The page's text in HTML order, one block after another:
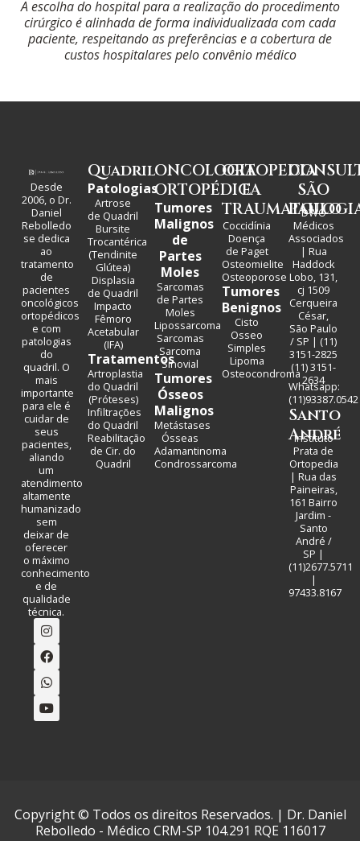
A escolha do hospital para a realização do procedimento
cirúrgico é alinhada de forma individualizada com cada
paciente, respeitando as preferências e a cobertura de
custos hospitalares pelo convênio médico
Desde
2006, o Dr.
Daniel
Rebolledo
se dedica
ao
tratamento
de
pacientes
oncológicos
ortopédicos
e com
patologias
do
quadril. O
mais
importante
para ele é
cuidar de
seus
pacientes,
aliando
um
atendimento
altamente
humanizado
sem
deixar de
oferecer
o máximo
conhecimento
e de
qualidade
técnica.
Quadril
Patologias
Artrose
de Quadril
Bursite
Trocantérica
(Tendinite
Glútea)
Displasia
de Quadril
Impacto
Fêmoro
Acetabular
(IFA)
Tratamentos
Artroplastia
do Quadril
(Próteses)
Infiltrações
do Quadril
Reabilitação
de Cir. do
Quadril
ONCOLOGIA
ORTOPÉDICA
Tumores
Malignos
de
Partes
Moles
Sarcomas
de Partes
Moles
Lipossarcoma
Sarcomas
Sarcoma
Sinovial
Tumores
Ósseos
Malignos
Metástases
Ósseas
Adamantinoma
Condrossarcoma
ORTOPEDIA
E
Coccidínia
Doença
de Paget
Osteomielite
Osteoporose
Tumores
Benignos
Cisto
Osseo
Simples
Lipoma
Osteocondroma
SÃO
PAULO
DWO
Médicos
Associados
| Rua
Haddock
Lobo, 131,
cj 1509
Cerqueira
César,
São Paulo
/ SP | (11)
3151-2825
(11) 3151-
2634
Whatsapp:
(11)93387.0542
Santo
André
Instituto
Prata de
Ortopedia
| Rua das
Paineiras,
161 Bairro
Jardim -
Santo
André /
SP |
(11)2677.5711
|
97433.8167
Copyright © Todos os direitos Reservados. | Dr. Daniel
Rebolledo - Médico CRM-SP 104.291 RQE 116017